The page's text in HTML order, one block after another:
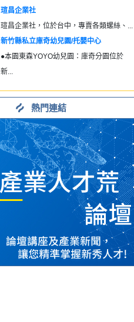
瑄昌企業社
瑄昌企業社，位於台中，專賣各類螺絲、...
新竹縣私立庫奇幼兒園/托嬰中心
●本園東森YOYO幼兒園：庫奇分園位於
新...
熱門連結